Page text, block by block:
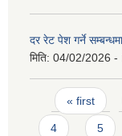
दर रेट पेश गर्ने
मिति: 04/02/2026 -
Pages
« first
4 5